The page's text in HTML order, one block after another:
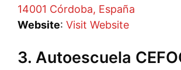
14001 Córdoba, España
Website: Visit Website
3. Autoescuela